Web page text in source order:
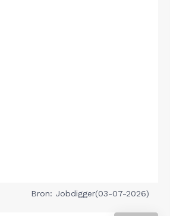
Bron: Jobdigger(03-07-2026)